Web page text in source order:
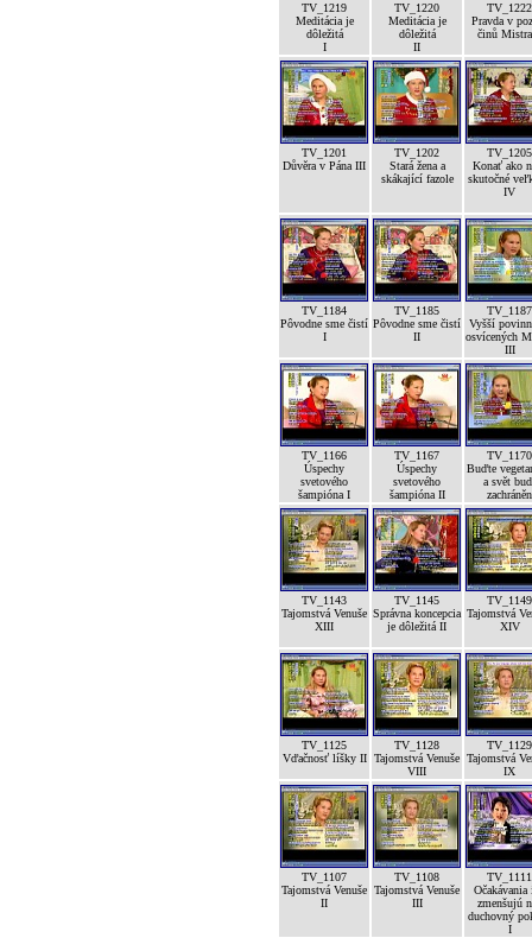
TV_1219
Meditácia je
dôležitá
I
TV_1220
Meditácia je
dôležitá
II
TV_1222
Pravda v
činů
TV_1201
Důvěra v Pána III
TV_1202
Stará žena a
skákající fazole
TV_1205
Konať ako
skutočné
IV
TV_1184
Pôvodne sme čistí
I
TV_1185
Pôvodne sme čistí
II
TV_1187
Vyšší
osvícených
III
TV_1166
Úspechy
svetového
šampióna I
TV_1167
Úspechy
svetového
šampióna II
TV_1170
Buďte
a svět
zachráněn
TV_1143
Tajomstvá Venuše
XIII
TV_1145
Správna koncepcia
je dôležitá II
TV_1149
Tajomstvá
XIV
TV_1125
Vďačnosť líšky II
TV_1128
Tajomstvá Venuše
VIII
TV_1129
Tajomstvá
IX
TV_1107
Tajomstvá Venuše
II
TV_1108
Tajomstvá Venuše
III
TV_1111
Očakávania
zmenšujú
duchovný
I